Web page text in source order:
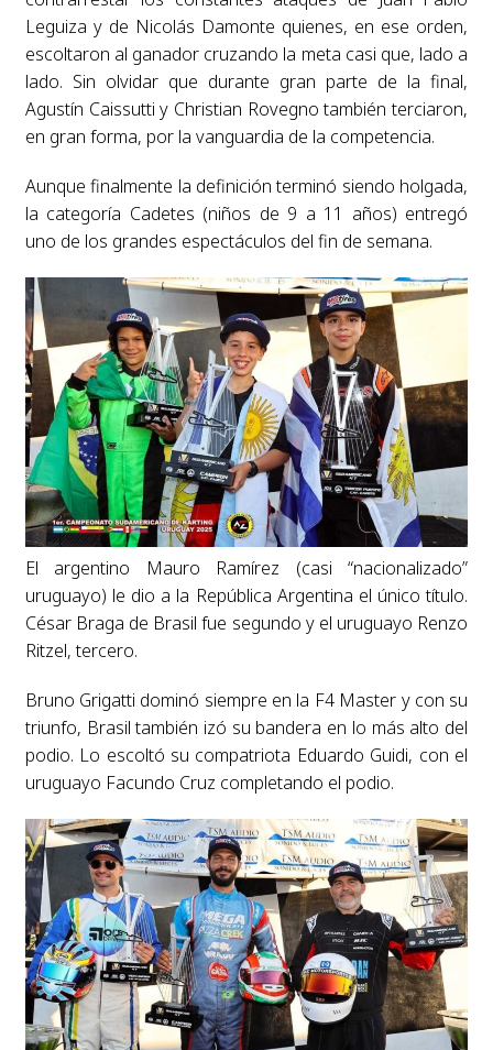
Leguiza y de Nicolás Damonte quienes, en ese orden,
escoltaron al ganador cruzando la meta casi que, lado a
lado. Sin olvidar que durante gran parte de la final,
Agustín Caissutti y Christian Rovegno también terciaron,
en gran forma, por la vanguardia de la competencia.
Aunque finalmente la definición terminó siendo holgada,
la categoría Cadetes (niños de 9 a 11 años) entregó
uno de los grandes espectáculos del fin de semana.
El argentino Mauro Ramírez (casi “nacionalizado”
uruguayo) le dio a la República Argentina el único título.
César Braga de Brasil fue segundo y el uruguayo Renzo
Ritzel, tercero.
Bruno Grigatti dominó siempre en la F4 Master y con su
triunfo, Brasil también izó su bandera en lo más alto del
podio. Lo escoltó su compatriota Eduardo Guidi, con el
uruguayo Facundo Cruz completando el podio.